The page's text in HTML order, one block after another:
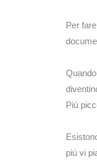
Per
Più
più vi